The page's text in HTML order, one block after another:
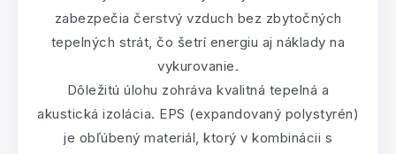
zabezpečia čerstvý vzduch bez zbytočných
tepelných strát, čo šetrí energiu aj náklady na
vykurovanie.
Dôležitú úlohu zohráva kvalitná tepelná a
akustická izolácia. EPS (expandovaný polystyrén)
je obľúbený materiál, ktorý v kombinácii s